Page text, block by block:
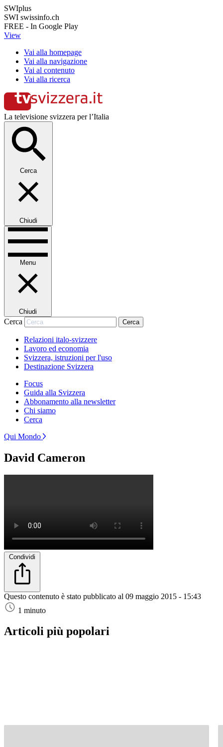
SWIplus
SWI swissinfo.ch
FREE - In Google Play
View
Vai alla homepage
Vai alla navigazione
Vai al contenuto
Vai alla ricerca
La televisione svizzera per l’Italia
Cerca
Chiudi
Menu
Chiudi
Cerca Cerca
Relazioni italo-svizzere
Lavoro ed economia
Svizzera, istruzioni per l'uso
Destinazione Svizzera
Focus
Guida alla Svizzera
Abbonamento alla newsletter
Chi siamo
Cerca
Qui Mondo
David Cameron
Condividi
Questo contenuto è stato pubblicato al 09 maggio 2015 - 15:43
1 minuto
Articoli più popolari